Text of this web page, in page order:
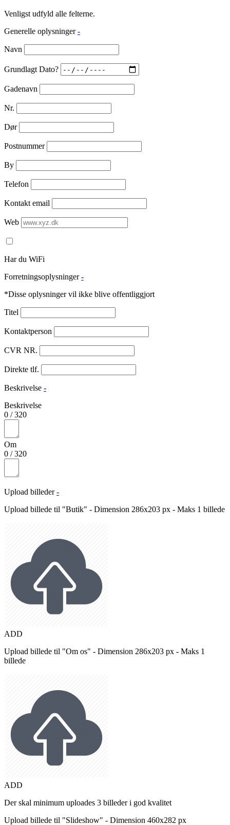
Venligst udfyld alle felterne.
Generelle oplysninger -
Navn
Grundlagt Dato?
Gadenavn
Nr.
Dør
Postnummer
By
Telefon
Kontakt email
Web
Har du WiFi
Forretningsoplysninger -
*Disse oplysninger vil ikke blive offentliggjort
Titel
Kontaktperson
CVR NR.
Direkte tlf.
Beskrivelse -
Beskrivelse
0 /320
Om
0 /320
Upload billeder -
Upload billede til "Butik" - Dimension 286x203 px - Maks 1 billede
ADD
Upload billede til "Om os" - Dimension 286x203 px - Maks 1
billede
ADD
Der skal minimum uploades 3 billeder i god kvalitet
Upload billede til "Slideshow" - Dimension 460x282 px